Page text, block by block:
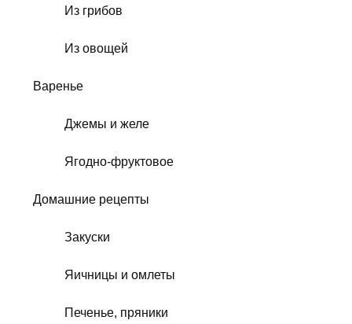
Из грибов
Из овощей
Варенье
Джемы и желе
Ягодно-фруктовое
Домашние рецепты
Закуски
Яичницы и омлеты
Печенье, пряники